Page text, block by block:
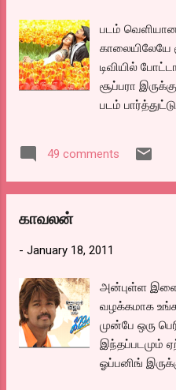
நடவடிக்கைகளையும் கொஞ்சம்
வேண்டியிருக்கும். நம்மிடம்
படுத்த வேண்டும். அவர்களை
கையாள சொல்லிவிடுவோம்.
வரைக் கூட போகும் அப்போது
படம்
காலையிலேயே
டிவியில்
சூப்பரா
படம்
கேட்டாராம்.
பத்தி.. சாரி..
முன்பே
அவ்வளவு
கஷ்டப்பட்டு
இப்ப கரியா
மாத்த
1940களில்
49 comments
காவலன்
- January 18, 2011
அன்புள்ள
வழக்கமாக
முன்பே ஒரு
இந்தப்படமும்
ஓப்பனிங்